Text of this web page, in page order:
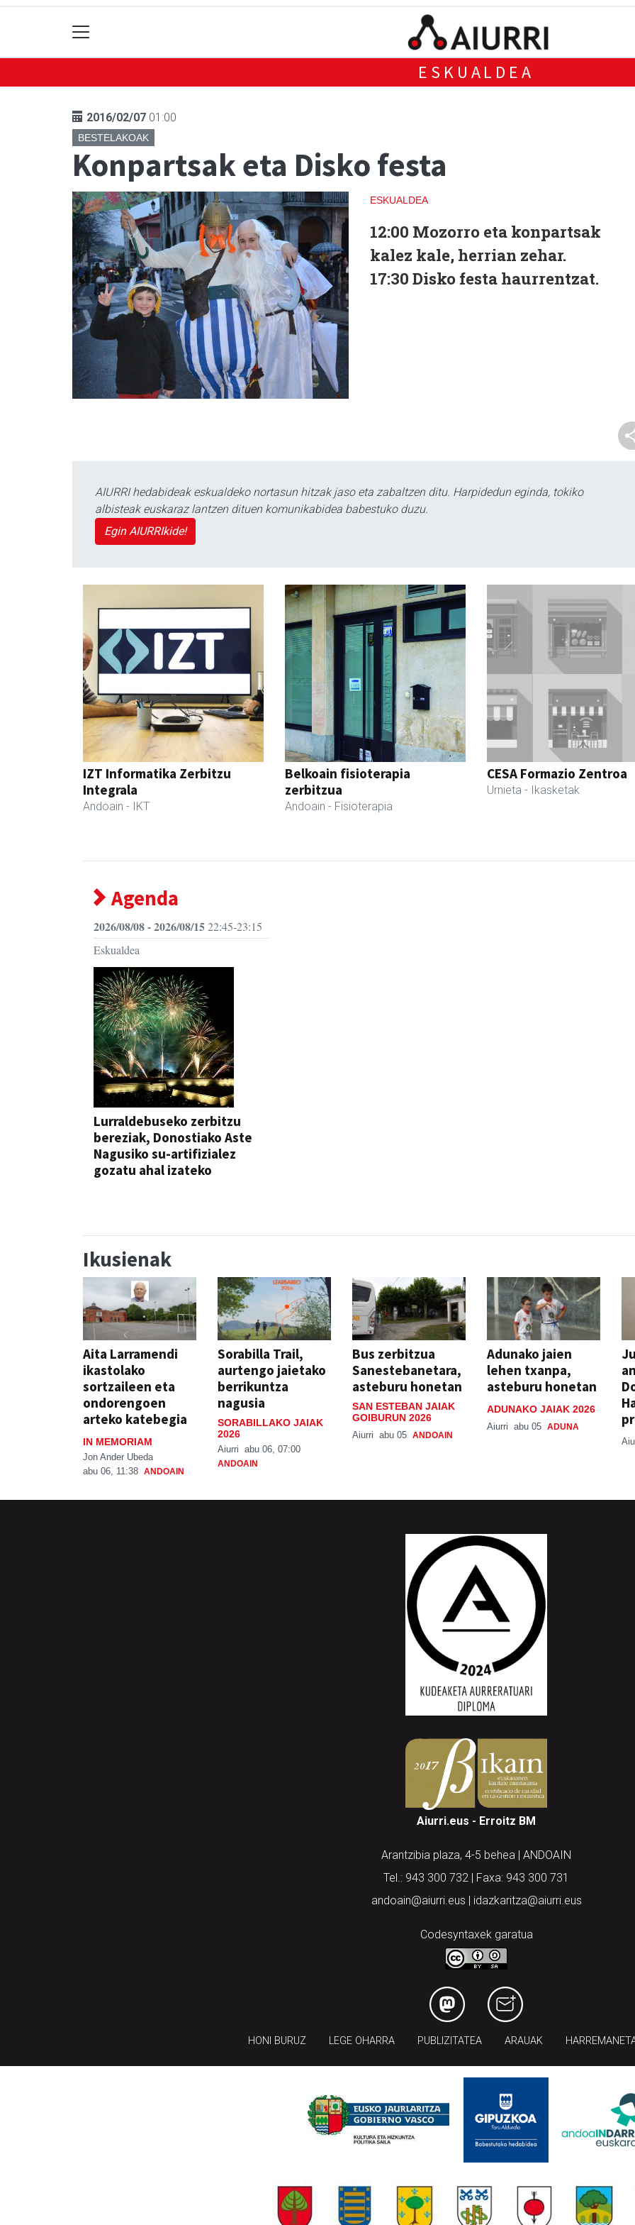
ESKUALDEA
2016/02/07 01:00
BESTELAKOAK
Konpartsak eta Disko festa
ESKUALDEA
12:00 Mozorro eta konpartsak
kalez kale, herrian zehar.
17:30 Disko festa haurrentzat.
AIURRI hedabideak eskualdeko nortasun hitzak jaso eta zabaltzen ditu. Harpidedun eginda, tokiko
albisteak euskaraz lantzen dituen komunikabidea babestuko duzu.
Egin AIURRIkide!
IZT Informatika Zerbitzu
Integrala
Andoain - IKT
Belkoain fisioterapia
zerbitzua
Andoain - Fisioterapia
CESA Formazio Zentroa
Urnieta - Ikasketak
Agenda
2026/08/08 - 2026/08/1522:45-23:15
Eskualdea
Lurraldebuseko zerbitzu
bereziak, Donostiako Aste
Nagusiko su-artifizialez
gozatu ahal izateko
Ikusienak
Aita Larramendi
ikastolako
sortzaileen eta
ondorengoen
arteko katebegia
IN MEMORIAM
Jon Ander Ubeda
abu 06, 11:38 ANDOAIN
Sorabilla Trail,
aurtengo jaietako
berrikuntza
nagusia
SORABILLAKO JAIAK
2026
Aiurri abu 06, 07:00
ANDOAIN
Bus zerbitzua
Sanestebanetara,
asteburu honetan
SAN ESTEBAN JAIAK
GOIBURUN 2026
Aiurri abu 05 ANDOAIN
Adunako jaien
lehen txanpa,
asteburu honetan
ADUNAKO JAIAK 2026
Aiurri abu 05 ADUNA
Aiurri.eus - Erroitz BM
Arantzibia plaza, 4-5 behea | ANDOAIN
Tel.: 943 300 732 | Faxa: 943 300 731
andoain@aiurri.eus | idazkaritza@aiurri.eus
Codesyntaxek garatua
HONI BURUZ LEGE OHARRA PUBLIZITATEA ARAUAK